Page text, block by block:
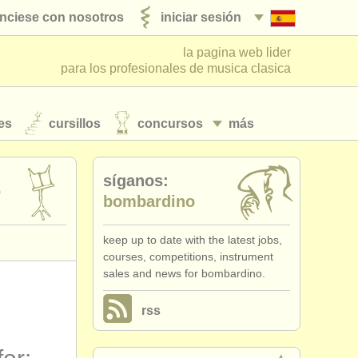
iniciar sesión
con nosotros
la pagina web lider
para los profesionales de musica clasica
más
cursillos concursos
síganos:
bombardino
keep up to date with the latest jobs,
courses, competitions, instrument
sales and news for bombardino.
rss